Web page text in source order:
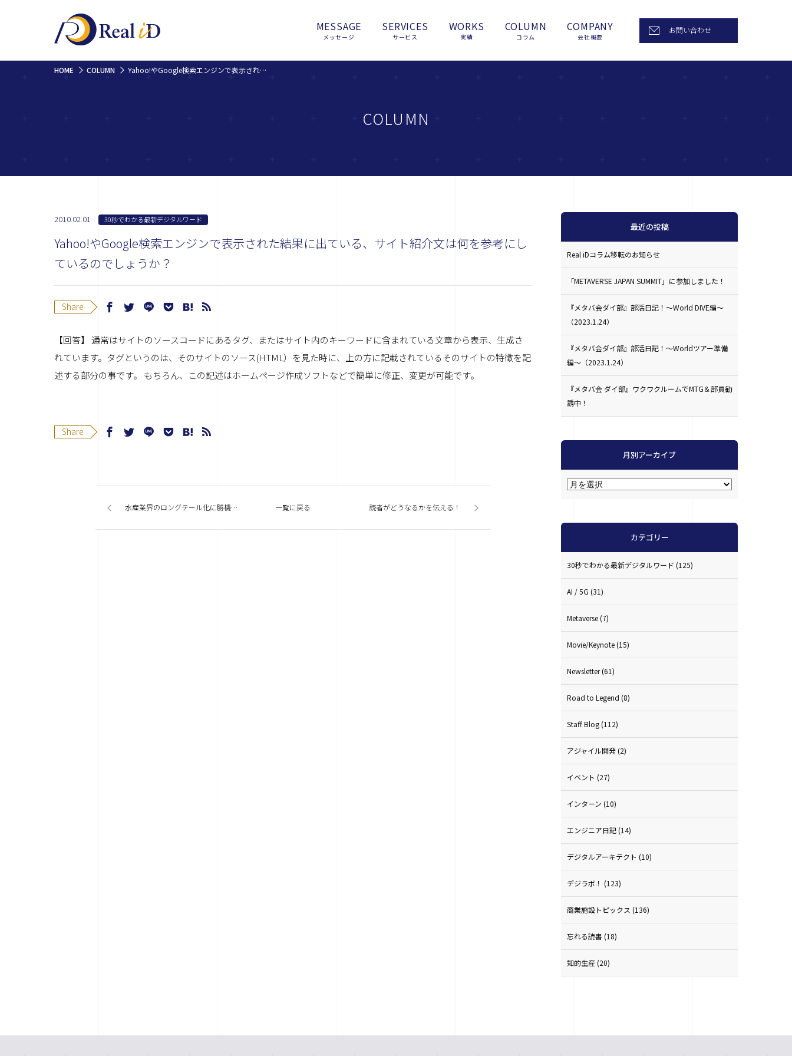
MESSAGE
メッセージ
SERVICES
サービス
WORKS
実績
COLUMN
コラム
COMPANY
会社概要
お問い合わせ
HOME COLUMN Yahoo!やGoogle検索エンジンで表示された結果に出ている、サイト紹介文は何を参考にしているのでしょうか？
COLUMN
2010.02.01 30秒でわかる最新デジタルワード
Yahoo!やGoogle検索エンジンで表示された結果に出ている、サイト紹介文は何を参考にし
ているのでしょうか？
Share
【回答】 通常はサイトのソースコードにあるタグ、またはサイト内のキーワードに含まれている文章から表示、生成さ
れています。タグというのは、そのサイトのソース(HTML）を見た時に、上の方に記載されているそのサイトの特徴を記
述する部分の事です。 もちろん、この記述はホームページ作成ソフトなどで簡単に修正、変更が可能です。
Share
水産業界のロングテール化に勝機を見た！ 一覧に戻る 読者がどうなるかを伝える！
最近の投稿
Real iDコラム移転のお知らせ
「METAVERSE JAPAN SUMMIT」に参加しました！
『メタバ会ダイ部』部活日記！〜World DIVE編〜
（2023.1.24）
『メタバ会ダイ部』部活日記！〜Worldツアー準備
編〜（2023.1.24）
『メタバ会 ダイ部』ワクワクルームでMTG＆部員勧
誘中！
月別アーカイブ
カテゴリー
30秒でわかる最新デジタルワード (125)
AI / 5G (31)
Metaverse(7)
Movie/Keynote(15)
Newsletter(61)
Road to Legend (8)
Staff Blog(112)
アジャイル開発(2)
イベント (27)
インターン (10)
エンジニア日記(14)
デジタルアーキテクト (10)
デジラボ！ (123)
商業施設トピックス (136)
忘れる読書(18)
知的生産(20)